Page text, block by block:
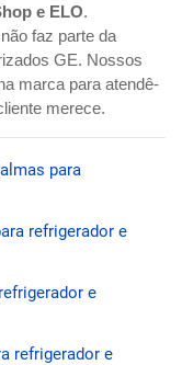
e ELO.
faz parte da
GE. Nossos
marca para atendê-
merece.
para
refrigerador e
e
refrigerador e